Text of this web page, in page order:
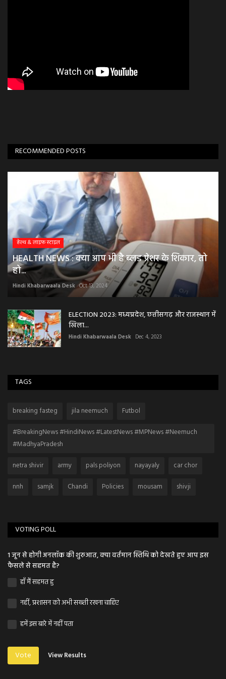
RECOMMENDED POSTS
हेल्थ & लाइफ स्टाइल
HEALTH NEWS : क्या आप भी है ब्लड प्रेशर के शिकार, तो
हो...
Hindi Khabarwaala Desk Oct 13, 2024
ELECTION 2023: मध्यप्रदेश, छत्तीसगढ़ और राजस्थान में
खिला...
Hindi Khabarwaala Desk Dec 4, 2023
TAGS
breaking fasteg jila neemuch
Futbol
#BreakingNews #HindiNews #LatestNews #MPNews #Neemuch
#MadhyaPradesh
netra shivir
army pals poliyon nayayaly
car chor
nnh
samjk Chandi Policies mousam shivji
VOTING POLL
1 जून से होगी अनलॉक की शुरुआत, क्या वर्तमान स्तिथि को देखते हुए आप इस
फैसले से सहमत है?
हाँ मैं सहमत हु
नहीं, प्रशासन को अभी सख्ती रखना चाहिए
हमें इस बारे में नहीं पता
Vote View Results